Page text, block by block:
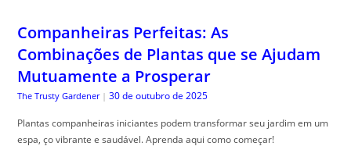
Companheiras Perfeitas: As
Combinações de Plantas que se Ajudam
Mutuamente a Prosperar
The Trusty Gardener | 30 de outubro de 2025
Plantas companheiras iniciantes podem transformar seu jardim em um
espa, ço vibrante e saudável. Aprenda aqui como começar!